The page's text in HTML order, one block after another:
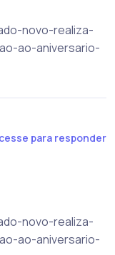
novo-realiza-
ao-aniversario-
para responder
novo-realiza-
ao-aniversario-